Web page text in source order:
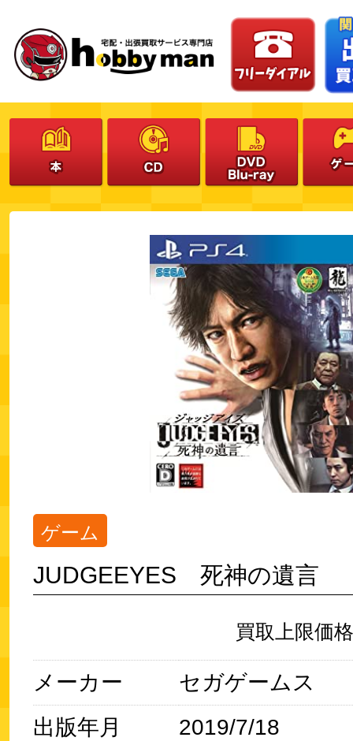
ゲーム
JUDGEEYES 死神の遺言
買取上限価格
メーカー
セガゲームス
出版年月
2019/7/18